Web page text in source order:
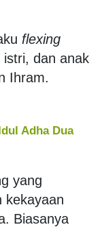
flexing
istri, dan anak
Ihram.
Adha Dua
yang
kekayaan
Biasanya